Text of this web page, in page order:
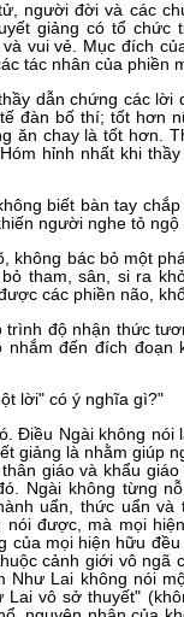
người đời và các
giảng có tổ chức
vui vẻ. Mục đích
tác nhân của phiền
dẫn chứng các lời
đàn bố thí; tốt hơn
ăn chay là tốt hơn.
hỉnh nhất khi
biết bàn tay
người nghe tỏ ngộ
không bác bỏ một
tham, sân, si ra
các phiền não,
độ nhận thức
đến đích đoạn
lời" có ý nghĩa gì?"
Ðiều Ngài không nói
giảng là nhằm giúp
giáo và khẩu
Ngài không từng
uẩn, thức uẩn và
nói được, mà mọi
của mọi hiện hữu
cảnh giới vô ngã
Như Lai không nói
vô sở thuyết"